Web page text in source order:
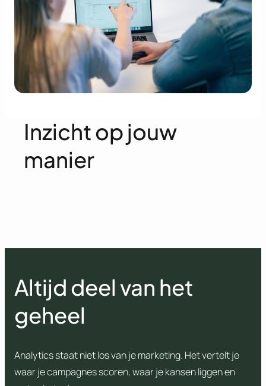
Inzicht op jouw
manier
Altijd deel van het
geheel
Analytics staat niet los van je marketing. Het vertelt je
waar je campagnes scoren, waar je kansen liggen en